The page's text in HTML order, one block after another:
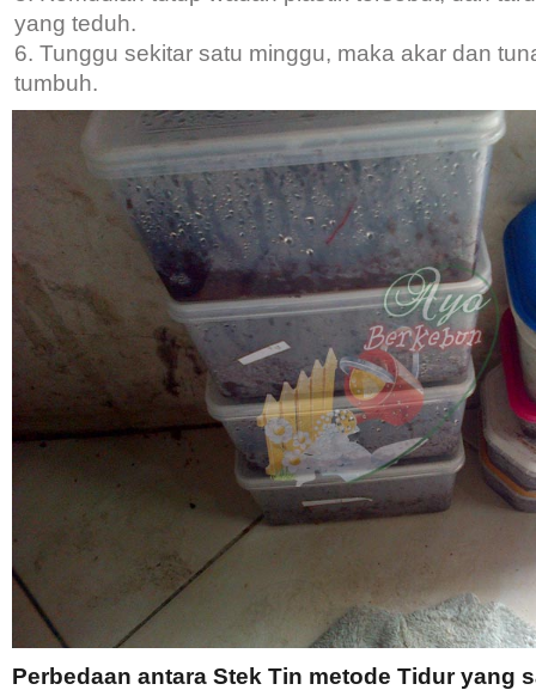
yang teduh.
Tunggu sekitar satu minggu, maka akar dan
tumbuh.
Perbedaan antara Stek Tin metode Tidur yang